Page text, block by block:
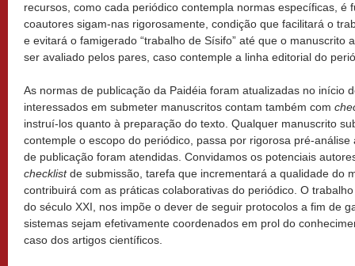
recursos, como cada periódico contempla normas específicas, é
coautores sigam-nas rigorosamente, condição que facilitará o
e evitará o famigerado “trabalho de Sísifo” até que o manuscrito
ser avaliado pelos pares, caso contemple a linha editorial do
As normas de publicação da Paidéia foram atualizadas no início
interessados em submeter manuscritos contam também com
instruí-los quanto à preparação do texto. Qualquer manuscrito
contemple o escopo do periódico, passa por rigorosa pré-
de publicação foram atendidas. Convidamos os potenciais
checklistde submissão, tarefa que incrementará a qualidade do
contribuirá com as práticas colaborativas do periódico. O
do século XXI, nos impõe o dever de seguir protocolos a fim de
sistemas sejam efetivamente coordenados em prol do
caso dos artigos científicos.